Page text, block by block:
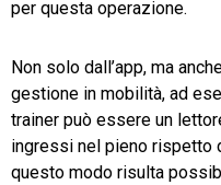
per questa operazione.
Non solo dall’app, ma
gestione in mobilità, ad
trainer può essere un
ingressi nel pieno rispetto
questo modo risulta